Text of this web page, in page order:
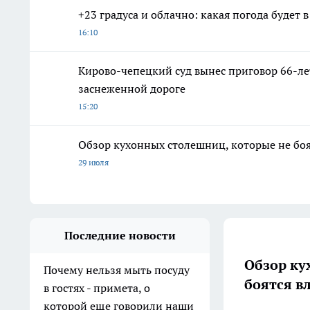
+23 градуса и облачно: какая погода будет
16:10
Кирово-чепецкий суд вынес приговор 66-
заснеженной дороге
15:20
Обзор кухонных столешниц, которые не
29 июля
Последние новости
Почему нельзя мыть посуду
в гостях - примета, о
которой еще говорили наши
Обзор
боятся